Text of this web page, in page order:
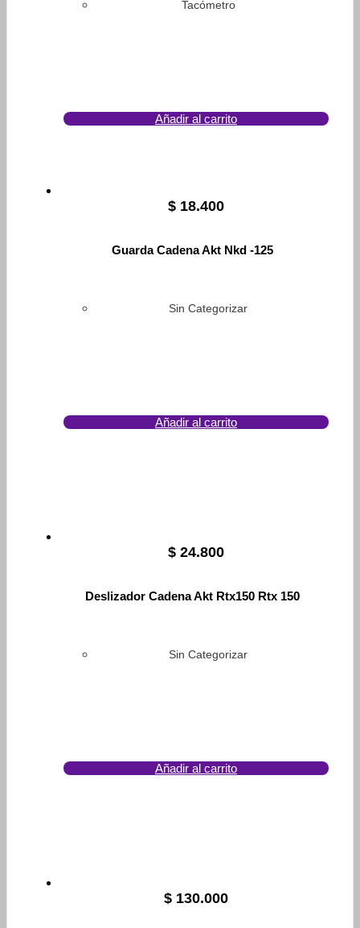
Tacómetro
Añadir al carrito
$ 18.400
Guarda Cadena Akt Nkd -125
Sin Categorizar
Añadir al carrito
$ 24.800
Deslizador Cadena Akt Rtx150 Rtx 150
Sin Categorizar
Añadir al carrito
$ 130.000